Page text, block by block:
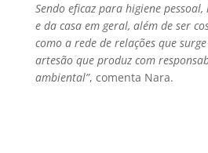
Sendo eficaz para higiene
e da casa em geral, além de ser
como a rede de relações que
artesão que produz com
ambiental”, comenta Nara.